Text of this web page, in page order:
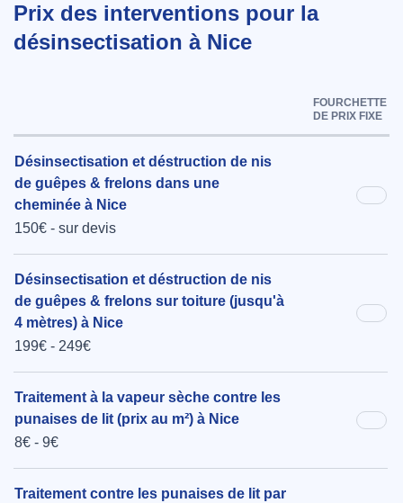
Prix des interventions pour la
désinsectisation à Nice
FOURCHETTE
DE PRIX FIXE
Désinsectisation et déstruction de nis
de guêpes & frelons dans une
cheminée à Nice
150€ - sur devis
Désinsectisation et déstruction de nis
de guêpes & frelons sur toiture (jusqu'à
4 mètres) à Nice
199€ - 249€
Traitement à la vapeur sèche contre les
punaises de lit (prix au m²) à Nice
8€ - 9€
Traitement contre les punaises de lit par